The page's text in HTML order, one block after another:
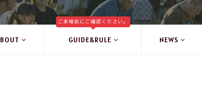
GUIDE&RULE
ご来場前にご確認ください。
NEWS